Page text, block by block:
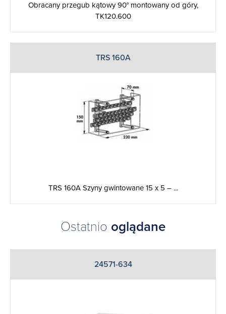
Obracany przegub kątowy 90° montowany od góry,
TK120.600
TRS 160A
TRS 160A Szyny gwintowane 15 x 5 – ...
Ostatnio oglądane
24571-634